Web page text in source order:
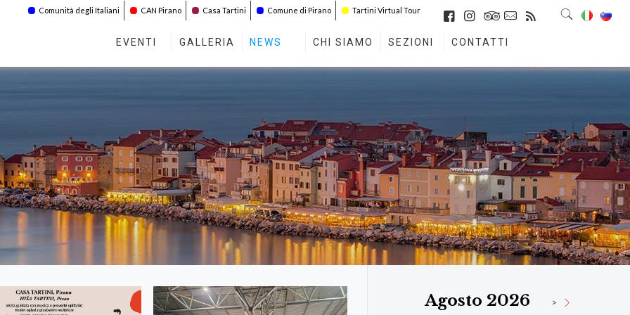
Comunità degli Italiani CAN Pirano Casa Tartini Comune di Pirano Tartini Virtual Tour
EVENTI GALLERIA NEWS CHI SIAMO SEZIONI CONTATTI
Agosto 2026 >